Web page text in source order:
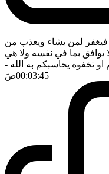
فيغفر لمن يشاء ويعذب من
يوافق بما في نفسه ولا هي
تخفوه يحاسبكم به الله -
00:03:45ضَ